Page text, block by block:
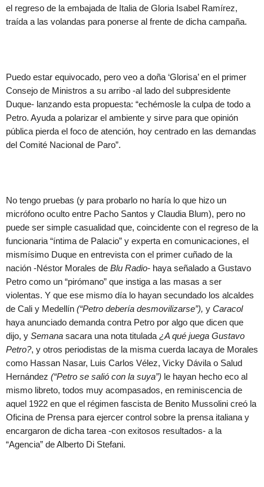
el regreso de la embajada de Italia de Gloria Isabel Ramírez,
traída a las volandas para ponerse al frente de dicha campaña.
Puedo estar equivocado, pero veo a doña ‘Glorisa’ en el primer
Consejo de Ministros a su arribo -al lado del subpresidente
Duque- lanzando esta propuesta: “echémosle la culpa de todo a
Petro. Ayuda a polarizar el ambiente y sirve para que opinión
pública pierda el foco de atención, hoy centrado en las demandas
del Comité Nacional de Paro”.
No tengo pruebas (y para probarlo no haría lo que hizo un
micrófono oculto entre Pacho Santos y Claudia Blum), pero no
puede ser simple casualidad que, coincidente con el regreso de la
funcionaria “íntima de Palacio” y experta en comunicaciones, el
mismísimo Duque en entrevista con el primer cuñado de la
nación -Néstor Morales de Blu Radio- haya señalado a Gustavo
Petro como un “pirómano” que instiga a las masas a ser
violentas. Y que ese mismo día lo hayan secundado los alcaldes
de Cali y Medellín (“Petro debería desmovilizarse”), y Caracol
haya anunciado demanda contra Petro por algo que dicen que
dijo, y Semana sacara una nota titulada ¿A qué juega Gustavo
Petro?, y otros periodistas de la misma cuerda lacaya de Morales
como Hassan Nasar, Luis Carlos Vélez, Vicky Dávila o Salud
Hernández (“Petro se salió con la suya”) le hayan hecho eco al
mismo libreto, todos muy acompasados, en reminiscencia de
aquel 1922 en que el régimen fascista de Benito Mussolini creó la
Oficina de Prensa para ejercer control sobre la prensa italiana y
encargaron de dicha tarea -con exitosos resultados- a la
“Agencia” de Alberto Di Stefani.